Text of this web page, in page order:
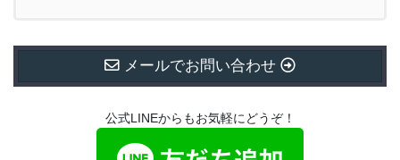
メールでお問い合わせ
公式LINEからもお気軽にどうぞ！